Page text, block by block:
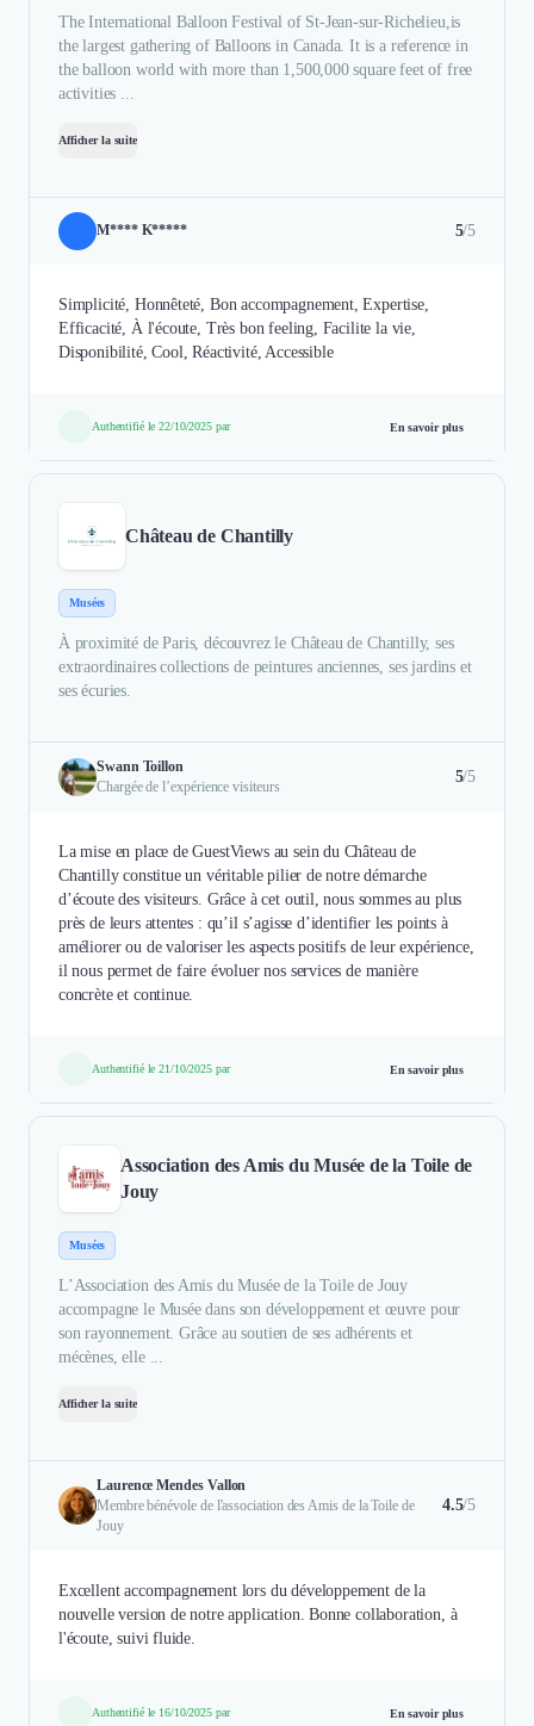
The International Balloon Festival of St-Jean-sur-Richelieu,is
the largest gathering of Balloons in Canada. It is a reference in
the balloon world with more than 1,500,000 square feet of free
activities ...
Afficher la suite
M**** K***** 5/5
Simplicité, Honnêteté, Bon accompagnement, Expertise,
Efficacité, À l'écoute, Très bon feeling, Facilite la vie,
Disponibilité, Cool, Réactivité, Accessible
Authentifié le 22/10/2025 par En savoir plus
Château de Chantilly
Musées
À proximité de Paris, découvrez le Château de Chantilly, ses
extraordinaires collections de peintures anciennes, ses jardins et
ses écuries.
Swann Toillon
Chargée de l’expérience visiteurs
5/5
La mise en place de GuestViews au sein du Château de
Chantilly constitue un véritable pilier de notre démarche
d’écoute des visiteurs. Grâce à cet outil, nous sommes au plus
près de leurs attentes : qu’il s’agisse d’identifier les points à
améliorer ou de valoriser les aspects positifs de leur expérience,
il nous permet de faire évoluer nos services de manière
concrète et continue.
Authentifié le 21/10/2025 par En savoir plus
Association des Amis du Musée de la Toile de
Jouy
Musées
L’Association des Amis du Musée de la Toile de Jouy
accompagne le Musée dans son développement et œuvre pour
son rayonnement. Grâce au soutien de ses adhérents et
mécènes, elle ...
Afficher la suite
Laurence Mendes Vallon
Membre bénévole de l'association des Amis de la Toile de
Jouy
4.5/5
Excellent accompagnement lors du développement de la
nouvelle version de notre application. Bonne collaboration, à
l'écoute, suivi fluide.
Authentifié le 16/10/2025 par En savoir plus